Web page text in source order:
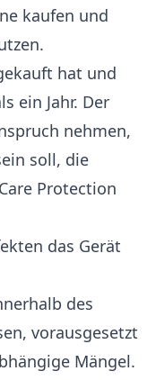
kaufen und
hat und
ein Jahr. Der
nehmen,
soll, die
Protection
das Gerät
des
vorausgesetzt
Mängel.